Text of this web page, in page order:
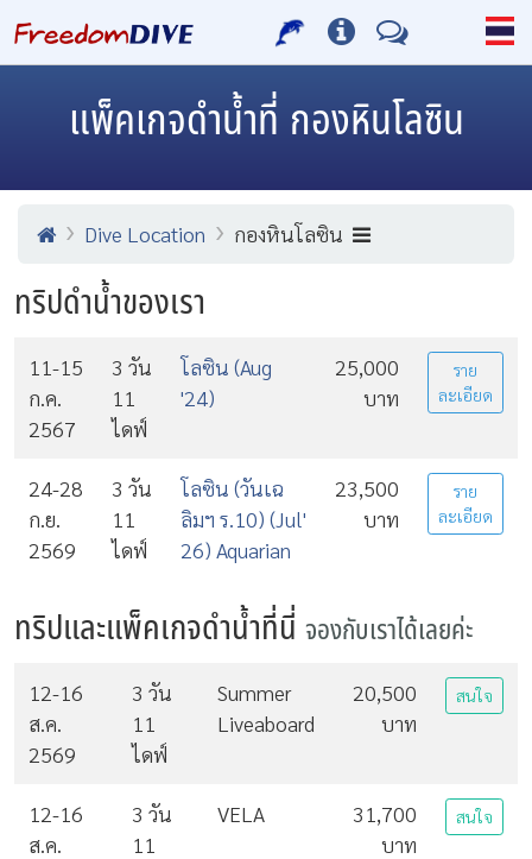
แพ็คเกจดำน้ำที่ กองหินโลซิน
Dive Location กองหินโลซิน
ทริปดำน้ำของเรา
11-15
ก.ค.
2567
3 วัน
11
ไดฟ์
โลซิน (Aug
'24)
25,000
บาท
ราย
ละเอียด
24-28
ก.ย.
2569
3 วัน
11
ไดฟ์
โลซิน (วันเฉ
ลิมฯ ร.10) (Jul'
26) Aquarian
23,500
บาท
ราย
ละเอียด
ทริปและแพ็คเกจดำน้ำที่นี่ จองกับเราได้เลยค่ะ
12-16
ส.ค.
2569
3 วัน
11
ไดฟ์
Summer
Liveaboard
20,500
บาท
สนใจ
12-16
ส.ค.
3 วัน
11
VELA
31,700
บาท
สนใจ